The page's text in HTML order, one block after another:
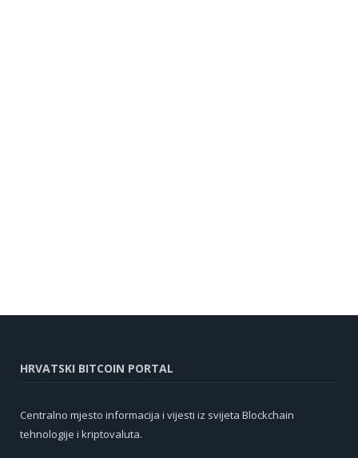
HRVATSKI BITCOIN PORTAL
Centralno mjesto informacija i vijesti iz svijeta Blockchain
tehnologije i kriptovaluta.